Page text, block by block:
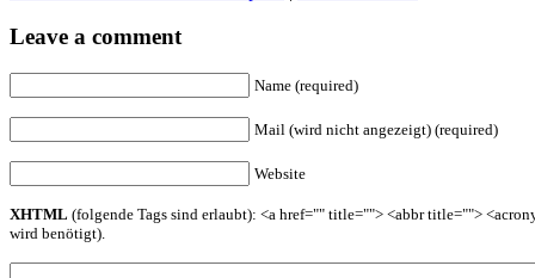
Leave a comment
Name (required)
Mail (wird nicht angezeigt) (required)
Website
XHTML (folgende Tags sind erlaubt): <a href="" title=""> <abbr title="">
wird benötigt).